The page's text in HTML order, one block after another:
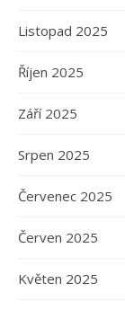
Listopad 2025
Říjen 2025
Září 2025
Srpen 2025
Červenec 2025
Červen 2025
Květen 2025